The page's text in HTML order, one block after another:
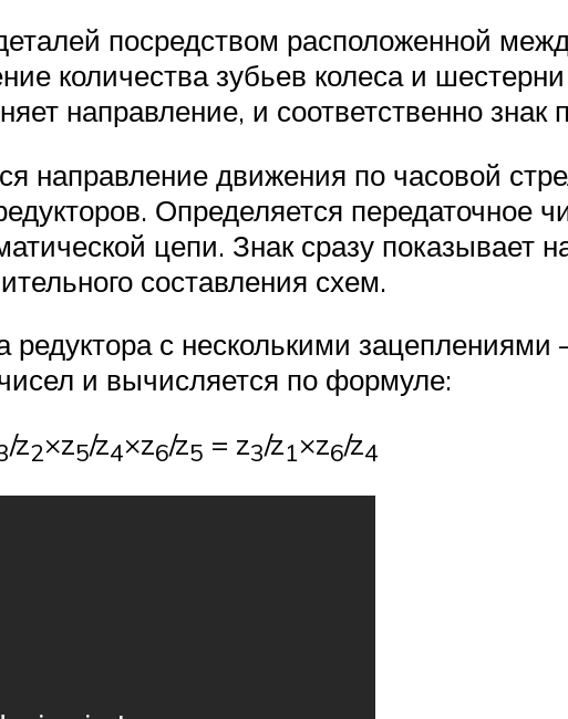
посредством расположенной
количества зубьев колеса и
направление, и соответственно
направление движения по часовой
Определяется передаточное
цепи. Знак сразу показывает
составления схем.
с несколькими зацеплениями
и вычисляется по формуле:
/z2×z5/z4×z6/z5 = z3/z1×z6/z4